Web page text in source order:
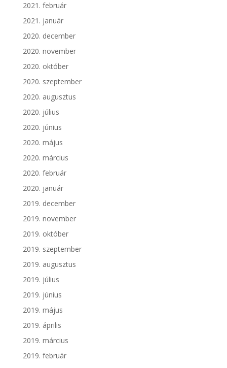
2021. február
2021. január
2020. december
2020. november
2020. október
2020. szeptember
2020. augusztus
2020. július
2020. június
2020. május
2020. március
2020. február
2020. január
2019. december
2019. november
2019. október
2019. szeptember
2019. augusztus
2019. július
2019. június
2019. május
2019. április
2019. március
2019. február